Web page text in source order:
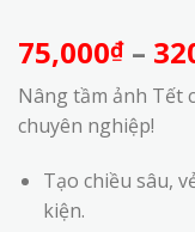
75,000₫ –
Nâng tầm ảnh Tết
chuyên nghiệp!
Tạo chiều sâu,
kiện.